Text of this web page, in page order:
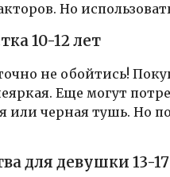
Но
10-12 лет
не обойтись!
Еще могут
или черная тушь. Но
для девушки 13-